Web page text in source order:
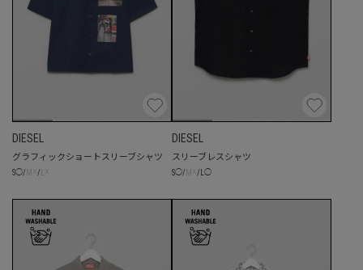
DIESEL
グラフィックショートスリーブシャツ
S◯/ /
DIESEL
スリーブレスシャツ
S◯/ / ◯